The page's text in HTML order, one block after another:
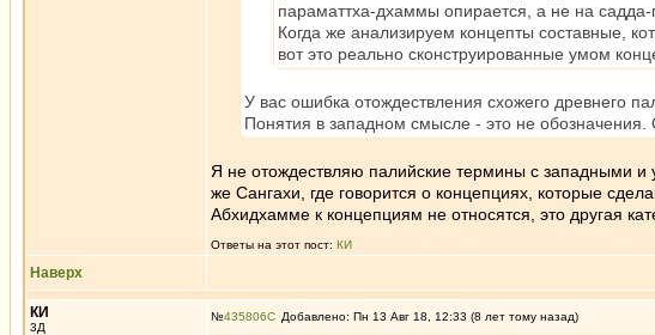
параматтха-дхаммы опирается, а не на
Когда же анализируем концепты составные,
вот это реально сконструированные умом
У вас ошибка отождествления схожего древнего
Понятия в западном смысле - это не обозначения.
Я не отождествляю палийские термины с западными
же Сангахи, где говорится о концепциях, которые
Абхидхамме к концепциям не относятся, это другая
Ответы на этот пост: КИ
Наверх
КИ
3Д
№435806 Добавлено: Пн 13 Авг 18, 12:33 (8 лет тому назад)